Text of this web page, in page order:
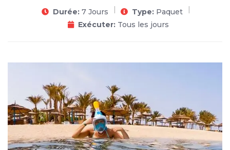
Durée: 7 Jours Type: Paquet
Exécuter: Tous les jours